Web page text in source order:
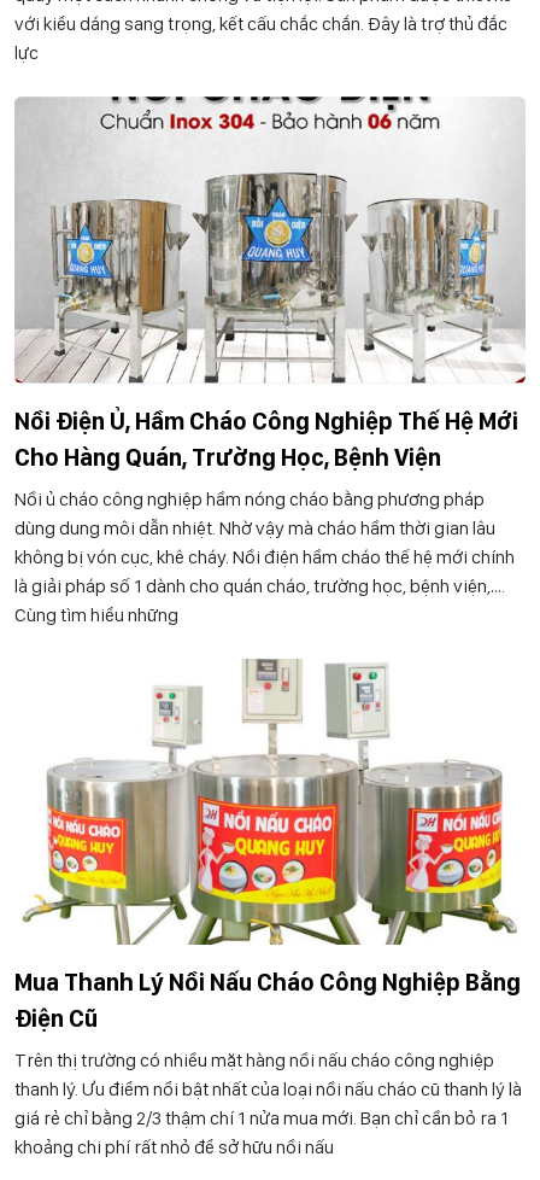
với kiểu dáng sang trọng, kết cấu chắc chắn. Đây là trợ thủ đắc
lực
Nồi Điện Ủ, Hầm Cháo Công Nghiệp Thế Hệ Mới
Cho Hàng Quán, Trường Học, Bệnh Viện
Nồi ủ cháo công nghiệp hầm nóng cháo bằng phương pháp
dùng dung môi dẫn nhiệt. Nhờ vậy mà cháo hầm thời gian lâu
không bị vón cục, khê cháy. Nồi điện hầm cháo thế hệ mới chính
là giải pháp số 1 dành cho quán cháo, trường học, bệnh viện,….
Cùng tìm hiểu những
Mua Thanh Lý Nồi Nấu Cháo Công Nghiệp Bằng
Điện Cũ
Trên thị trường có nhiều mặt hàng nồi nấu cháo công nghiệp
thanh lý. Ưu điểm nổi bật nhất của loại nồi nấu cháo cũ thanh lý là
giá rẻ chỉ bằng 2/3 thậm chí 1 nửa mua mới. Bạn chỉ cần bỏ ra 1
khoảng chi phí rất nhỏ để sở hữu nồi nấu